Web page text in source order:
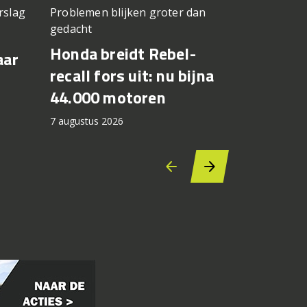
Problemen blijken groter dan
gedacht
Honda breidt Rebel-
recall fors uit: nu bijna
44.000 motoren
7 augustus 2026